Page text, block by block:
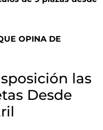
OPINA DE
las
Desde